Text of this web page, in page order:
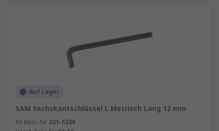
Auf Lager
SAM Sechskantschlüssel L Metrisch Lang 12 mm
RS Best.-Nr. 221-5336